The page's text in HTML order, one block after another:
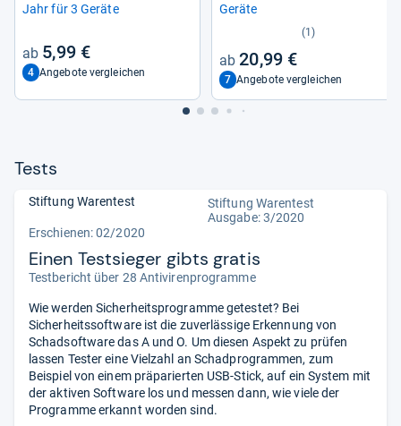
Jahr für 3 Geräte
5,99 €
4 Angebote vergleichen
Geräte
(1)
20,99 €
7 Angebote vergleichen
Tests
Stiftung Warentest
Stiftung Warentest
Ausgabe: 3/2020
Erschienen: 02/2020
Einen Testsieger gibts gratis
Testbericht über 28 Antivirenprogramme
Wie werden Sicherheitsprogramme getestet? Bei
Sicherheitssoftware ist die zuverlässige Erkennung von
Schadsoftware das A und O. Um diesen Aspekt zu prüfen
lassen Tester eine Vielzahl an Schadprogrammen, zum
Beispiel von einem präparierten USB-Stick, auf ein System mit
der aktiven Software los und messen dann, wie viele der
Programme erkannt worden sind.